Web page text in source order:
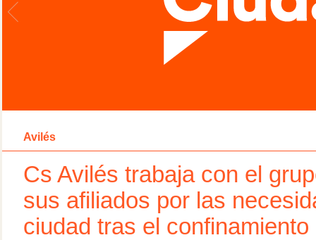
Avilés
Cs Avilés trabaja con el
sus afiliados por las
ciudad tras el confinamiento